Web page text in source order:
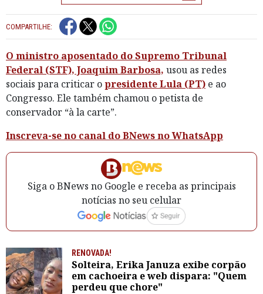
COMPARTILHE:
O ministro aposentado do Supremo Tribunal
Federal (STF), Joaquim Barbosa, usou as redes
sociais para criticar opresidente Lula (PT) e ao
Congresso. Ele também chamou o petista de
conservador “à la carte”.
Inscreva-se no canal do BNews no WhatsApp
Siga o BNews no Google e receba as principais
notícias no seu celular
RENOVADA!
Solteira, Erika Januza exibe corpão
em cachoeira e web dispara: "Quem
perdeu que chore"